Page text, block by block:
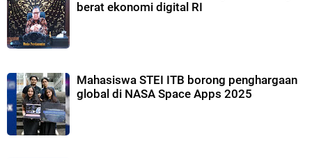
berat ekonomi digital RI
Mahasiswa STEI ITB borong penghargaan
global di NASA Space Apps 2025